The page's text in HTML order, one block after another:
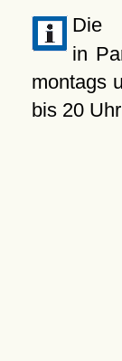
Die
in
montags
bis 20